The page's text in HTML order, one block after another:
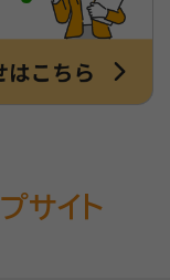
サイト